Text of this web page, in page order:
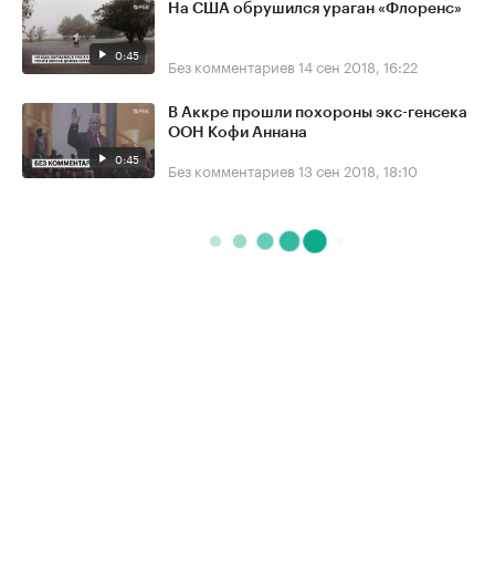
0:45
На США обрушился ураган «Флоренс»
Без комментариев 14 сен 2018, 16:22
0:45
В Аккре прошли похороны экс-генсека
ООН Кофи Аннана
Без комментариев 13 сен 2018, 18:10